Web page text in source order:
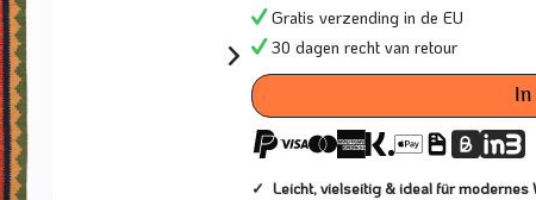
Gratis verzending in de EU
30 dagen recht van retour
Leicht, vielseitig & ideal für modernes